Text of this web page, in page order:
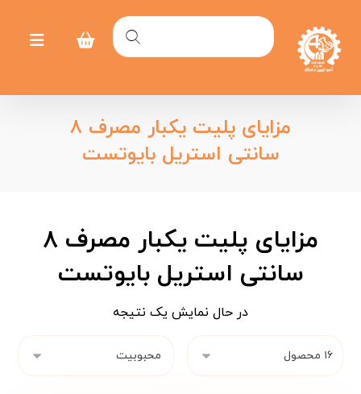
مزایای پلیت یکبار مصرف ۸
سانتی استریل بایوتست
مزایای پلیت یکبار مصرف ۸
سانتی استریل بایوتست
در حال نمایش یک نتیجه